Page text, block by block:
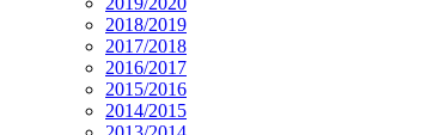
2018/2019
2017/2018
2016/2017
2015/2016
2014/2015